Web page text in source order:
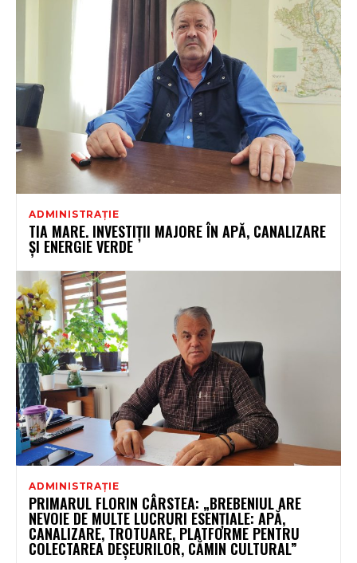
ADMINISTRAȚIE
TIA MARE. INVESTIȚII MAJORE ÎN APĂ, CANALIZARE
ȘI ENERGIE VERDE
ADMINISTRAȚIE
PRIMARUL FLORIN CÂRSTEA: „BREBENIUL ARE
NEVOIE DE MULTE LUCRURI ESENȚIALE: APĂ,
CANALIZARE, TROTUARE, PLATFORME PENTRU
COLECTAREA DEȘEURILOR, CĂMIN CULTURAL”